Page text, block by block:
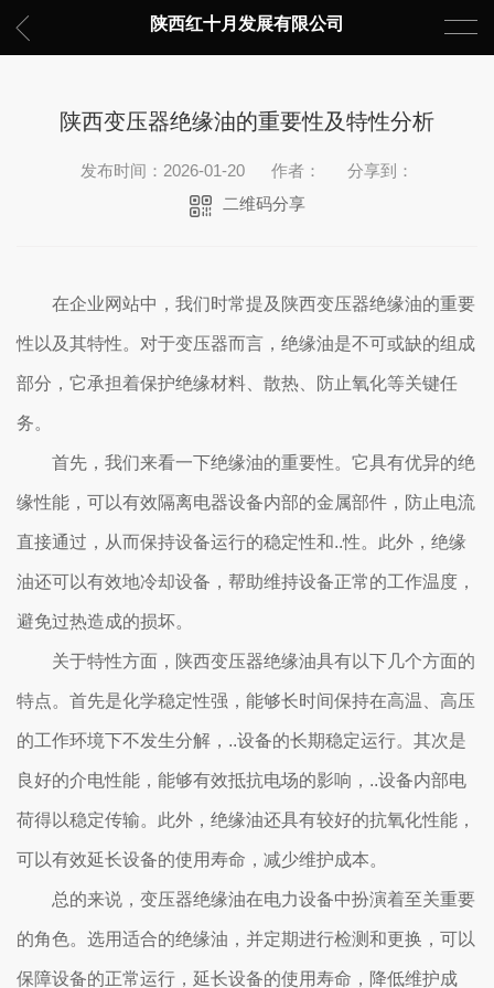
陕西红十月发展有限公司
陕西变压器绝缘油的重要性及特性分析
发布时间：2026-01-20 作者：
分享到：
二维码分享
在企业网站中，我们时常提及陕西变压器绝缘油的重要
性以及其特性。对于变压器而言，绝缘油是不可或缺的组成
部分，它承担着保护绝缘材料、散热、防止氧化等关键任
务。
首先，我们来看一下绝缘油的重要性。它具有优异的绝
缘性能，可以有效隔离电器设备内部的金属部件，防止电流
直接通过，从而保持设备运行的稳定性和..性。此外，绝缘
油还可以有效地冷却设备，帮助维持设备正常的工作温度，
避免过热造成的损坏。
关于特性方面，陕西变压器绝缘油具有以下几个方面的
特点。首先是化学稳定性强，能够长时间保持在高温、高压
的工作环境下不发生分解，..设备的长期稳定运行。其次是
良好的介电性能，能够有效抵抗电场的影响，..设备内部电
荷得以稳定传输。此外，绝缘油还具有较好的抗氧化性能，
可以有效延长设备的使用寿命，减少维护成本。
总的来说，变压器绝缘油在电力设备中扮演着至关重要
的角色。选用适合的绝缘油，并定期进行检测和更换，可以
保障设备的正常运行，延长设备的使用寿命，降低维护成